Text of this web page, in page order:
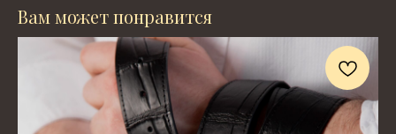
Вам может понравится